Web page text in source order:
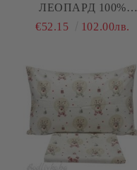
ЛЕОПАРД 100%
НАТУРАЛЕН ПАМУК
€52.15 102.00лв.